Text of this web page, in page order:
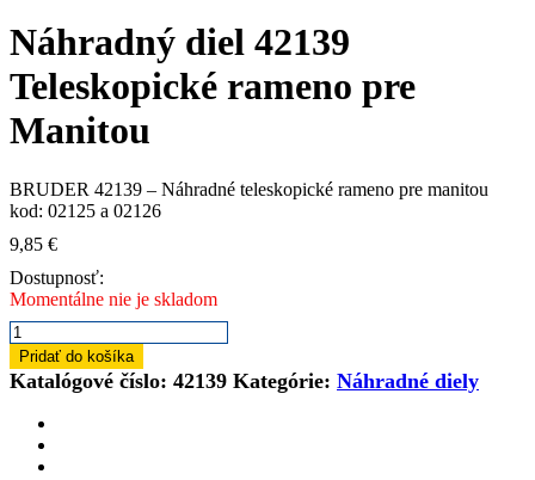
Náhradný diel 42139
Teleskopické rameno pre
Manitou
BRUDER 42139 – Náhradné teleskopické rameno pre manitou
kod: 02125 a 02126
9,85 €
Dostupnosť:
Momentálne nie je skladom
množstvo
Náhradný
diel
42139
Pridať do košíka
Katalógové číslo: 42139 Kategórie: Náhradné diely